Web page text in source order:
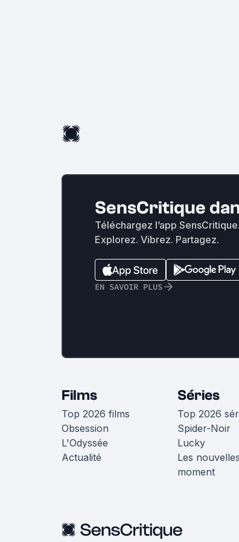
SensCritique
Téléchargez l’app SensCritique.
Explorez. Vibrez. Partagez.
EN SAVOIR PLUS
Films
Top 2026 films
Obsession
L'Odyssée
Actualité
Séries
Top 2026
Spider-Noir
Lucky
Les
moment